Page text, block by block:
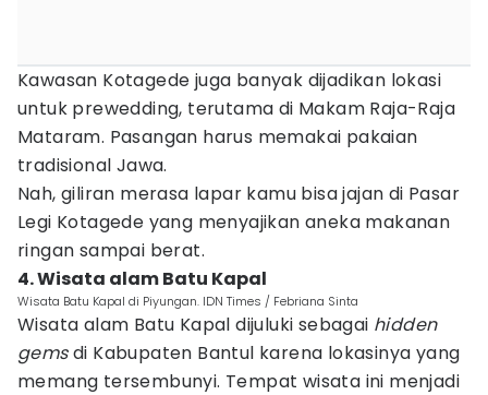
Kawasan Kotagede juga banyak dijadikan lokasi
untuk prewedding, terutama di Makam Raja-Raja
Mataram. Pasangan harus memakai pakaian
tradisional Jawa.
Nah, giliran merasa lapar kamu bisa jajan di Pasar
Legi Kotagede yang menyajikan aneka makanan
ringan sampai berat.
4. Wisata alam Batu Kapal
Wisata Batu Kapal di Piyungan. IDN Times / Febriana Sinta
Wisata alam Batu Kapal dijuluki sebagai hidden
gemsdi Kabupaten Bantul karena lokasinya yang
memang tersembunyi. Tempat wisata ini menjadi